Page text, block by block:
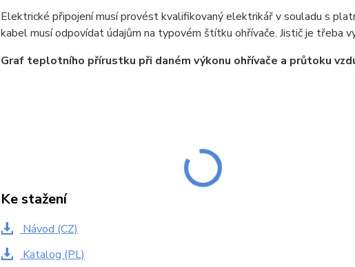
Elektrické připojení musí provést kvalifikovaný elektrikář v souladu s
kabel musí odpovídat údajům na typovém štítku ohřívače. Jistič je třeba
Graf teplotního přírustku při daném výkonu ohřívače a průtoku
Ke stažení
Návod (CZ)
Katalog (PL)